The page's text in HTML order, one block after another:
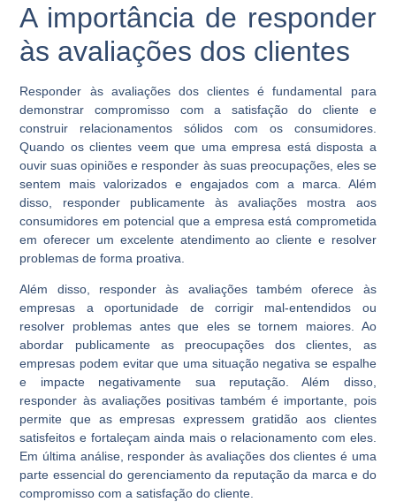
A importância de responder
às avaliações dos clientes
Responder às avaliações dos clientes é fundamental para
demonstrar compromisso com a satisfação do cliente e
construir relacionamentos sólidos com os consumidores.
Quando os clientes veem que uma empresa está disposta a
ouvir suas opiniões e responder às suas preocupações, eles se
sentem mais valorizados e engajados com a marca. Além
disso, responder publicamente às avaliações mostra aos
consumidores em potencial que a empresa está comprometida
em oferecer um excelente atendimento ao cliente e resolver
problemas de forma proativa.
Além disso, responder às avaliações também oferece às
empresas a oportunidade de corrigir mal-entendidos ou
resolver problemas antes que eles se tornem maiores. Ao
abordar publicamente as preocupações dos clientes, as
empresas podem evitar que uma situação negativa se espalhe
e impacte negativamente sua reputação. Além disso,
responder às avaliações positivas também é importante, pois
permite que as empresas expressem gratidão aos clientes
satisfeitos e fortaleçam ainda mais o relacionamento com eles.
Em última análise, responder às avaliações dos clientes é uma
parte essencial do gerenciamento da reputação da marca e do
compromisso com a satisfação do cliente.